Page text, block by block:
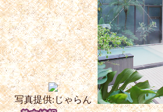
写真提供:じゃらん